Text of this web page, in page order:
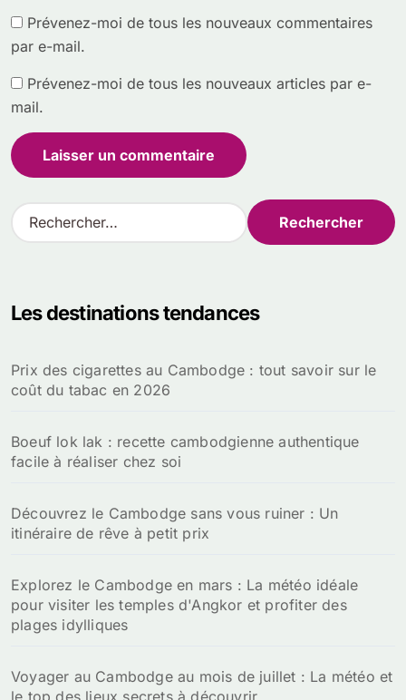
Prévenez-moi de tous les nouveaux commentaires
par e-mail.
Prévenez-moi de tous les nouveaux articles par e-
mail.
R
e
r
e
r
Les destinations tendances
Prix des cigarettes au Cambodge : tout savoir sur le
coût du tabac en 2026
Boeuf lok lak : recette cambodgienne authentique
facile à réaliser chez soi
Découvrez le Cambodge sans vous ruiner : Un
itinéraire de rêve à petit prix
Explorez le Cambodge en mars : La météo idéale
pour visiter les temples d'Angkor et profiter des
plages idylliques
Voyager au Cambodge au mois de juillet : La météo et